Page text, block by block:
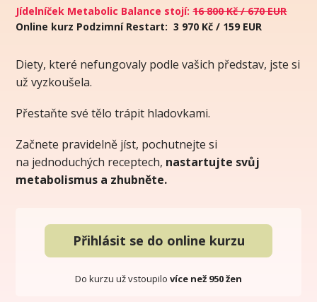
Jídelníček Metabolic Balance stojí:16 800 Kč / 670 EUR
Online kurz Podzimní Restart: 3 970 Kč / 159 EUR
Diety, které nefungovaly podle vašich představ, jste si
už vyzkoušela.
Přestaňte své tělo trápit hladovkami.
Začnete pravidelně jíst, pochutnejte si
na jednoduchých receptech, nastartujte svůj
metabolismus a zhubněte.
Přihlásit se do online kurzu
Do kurzu už vstoupilo více než 950 žen